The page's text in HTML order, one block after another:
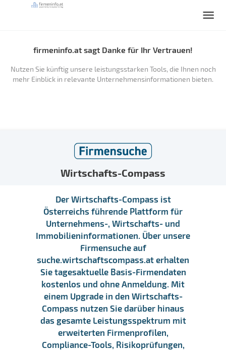
firmeninfo.at sagt Danke für Ihr Vertrauen!
Nutzen Sie künftig unsere leistungsstarken Tools, die Ihnen noch
mehr Einblick in relevante Unternehmensinformationen bieten.
Wirtschafts-Compass
Der Wirtschafts-Compass ist
Österreichs führende Plattform für
Unternehmens-, Wirtschafts- und
Immobilieninformationen. Über unsere
Firmensuche auf
suche.wirtschaftscompass.at erhalten
Sie tagesaktuelle Basis-Firmendaten
kostenlos und ohne Anmeldung. Mit
einem Upgrade in den Wirtschafts-
Compass nutzen Sie darüber hinaus
das gesamte Leistungsspektrum mit
erweiterten Firmenprofilen,
Compliance-Tools, Risikoprüfungen,